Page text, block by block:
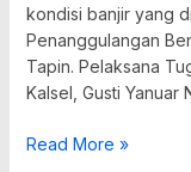
kondisi banjir yang
Penanggulangan
Tapin. Pelaksana
Kalsel, Gusti Yanuar
Read More »